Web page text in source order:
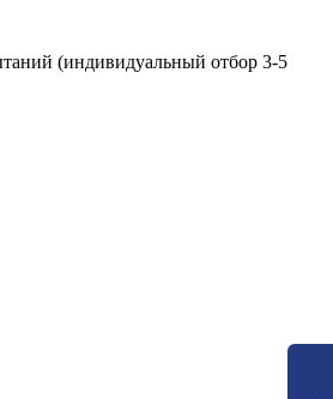
(индивидуальный отбор 3-5